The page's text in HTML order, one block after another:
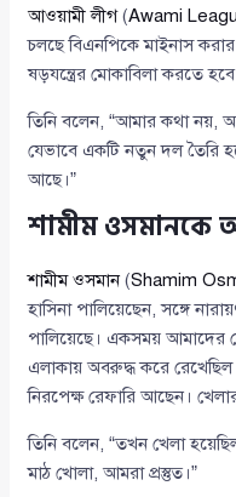
আওয়ামী লীগ(Awami
চলছে বিএনপিকে মাইনাস
ষড়যন্ত্রের মোকাবিলা করতে
তিনি বলেন, “আমার কথা
যেভাবে একটি নতুন দল তৈরি
আছে।”
শামীম ওসমানকে
শামীম ওসমান(Shamim
হাসিনা পালিয়েছেন, সঙ্গে
পালিয়েছে। একসময় আমাদের
এলাকায় অবরুদ্ধ করে
নিরপেক্ষ রেফারি আছেন।
তিনি বলেন, “তখন খেলা
মাঠ খোলা, আমরা প্রস্তুত।”